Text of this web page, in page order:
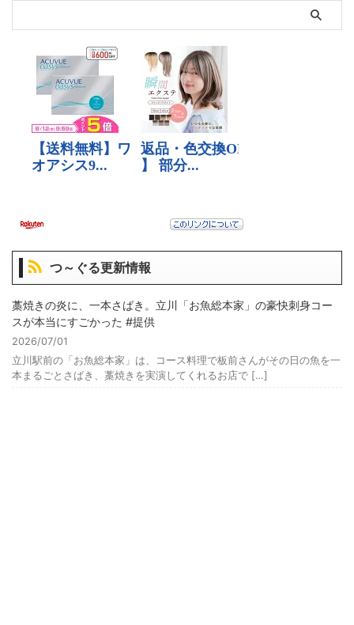
つ～ぐる更新情報
藁焼きの炎に、一本さばき。立川「お魚総本家」の豪快刺身コー
スが本当にすごかった #提供
2026/07/01
立川駅前の「お魚総本家」は、コース料理で板前さんがその日の魚を一
本まるごとさばき、藁焼きを実演してくれるお店で […]